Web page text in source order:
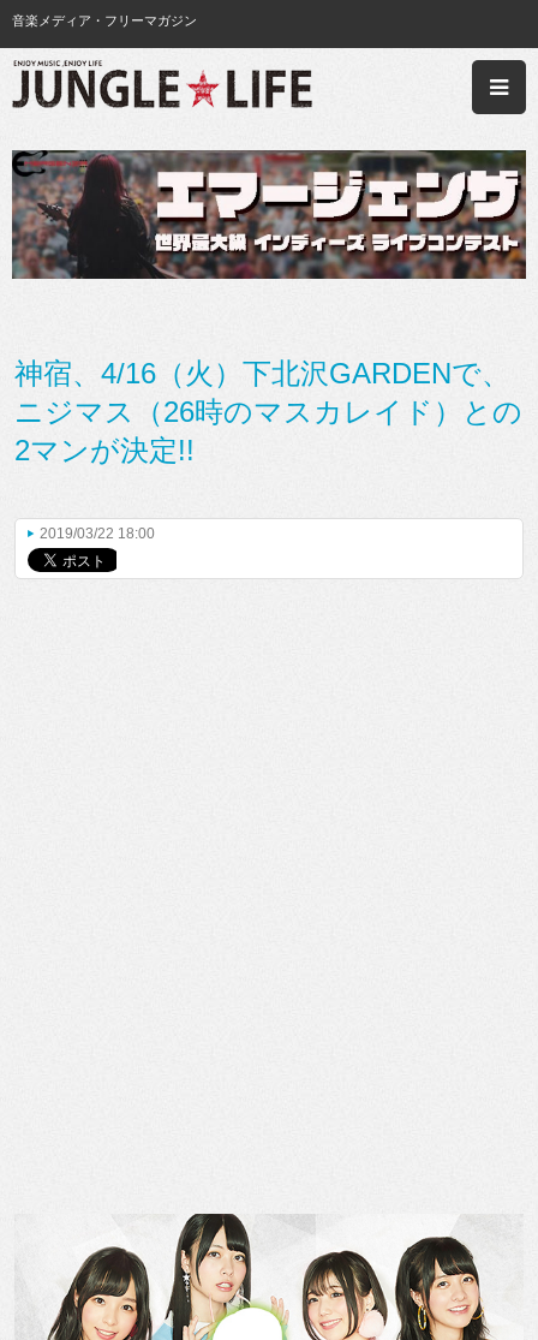
音楽メディア・フリーマガジン
神宿、4/16（火）下北沢GARDENで、
ニジマス（26時のマスカレイド）との
2マンが決定!!
2019/03/22 18:00